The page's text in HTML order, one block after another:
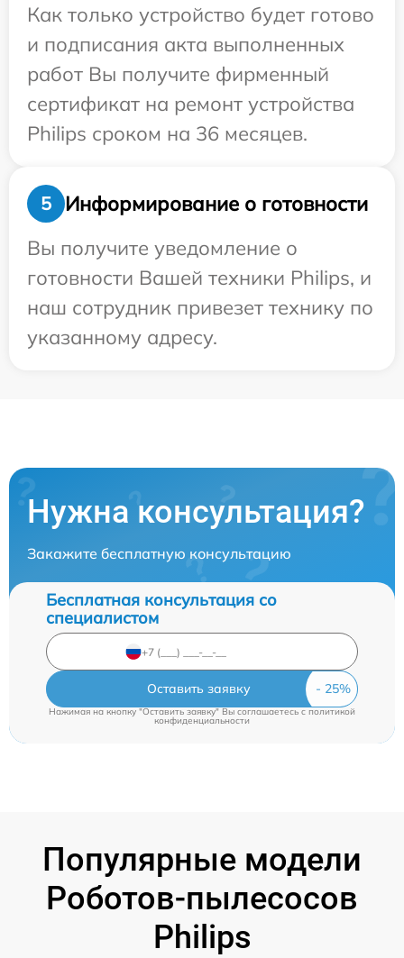
Как только устройство будет готово
и подписания акта выполненных
работ Вы получите фирменный
сертификат на ремонт устройства
Philips сроком на 36 месяцев.
5
Информирование о готовности
Вы получите уведомление о
готовности Вашей техники Philips, и
наш сотрудник привезет технику по
указанному адресу.
Нужна консультация?
Закажите бесплатную консультацию
Бесплатная консультация со
специалистом
Оставить заявку
Нажимая на кнопку "Оставить заявку" Вы соглашаетесь c политикой
конфиденциальности
Популярные модели
Роботов-пылесосов
Philips